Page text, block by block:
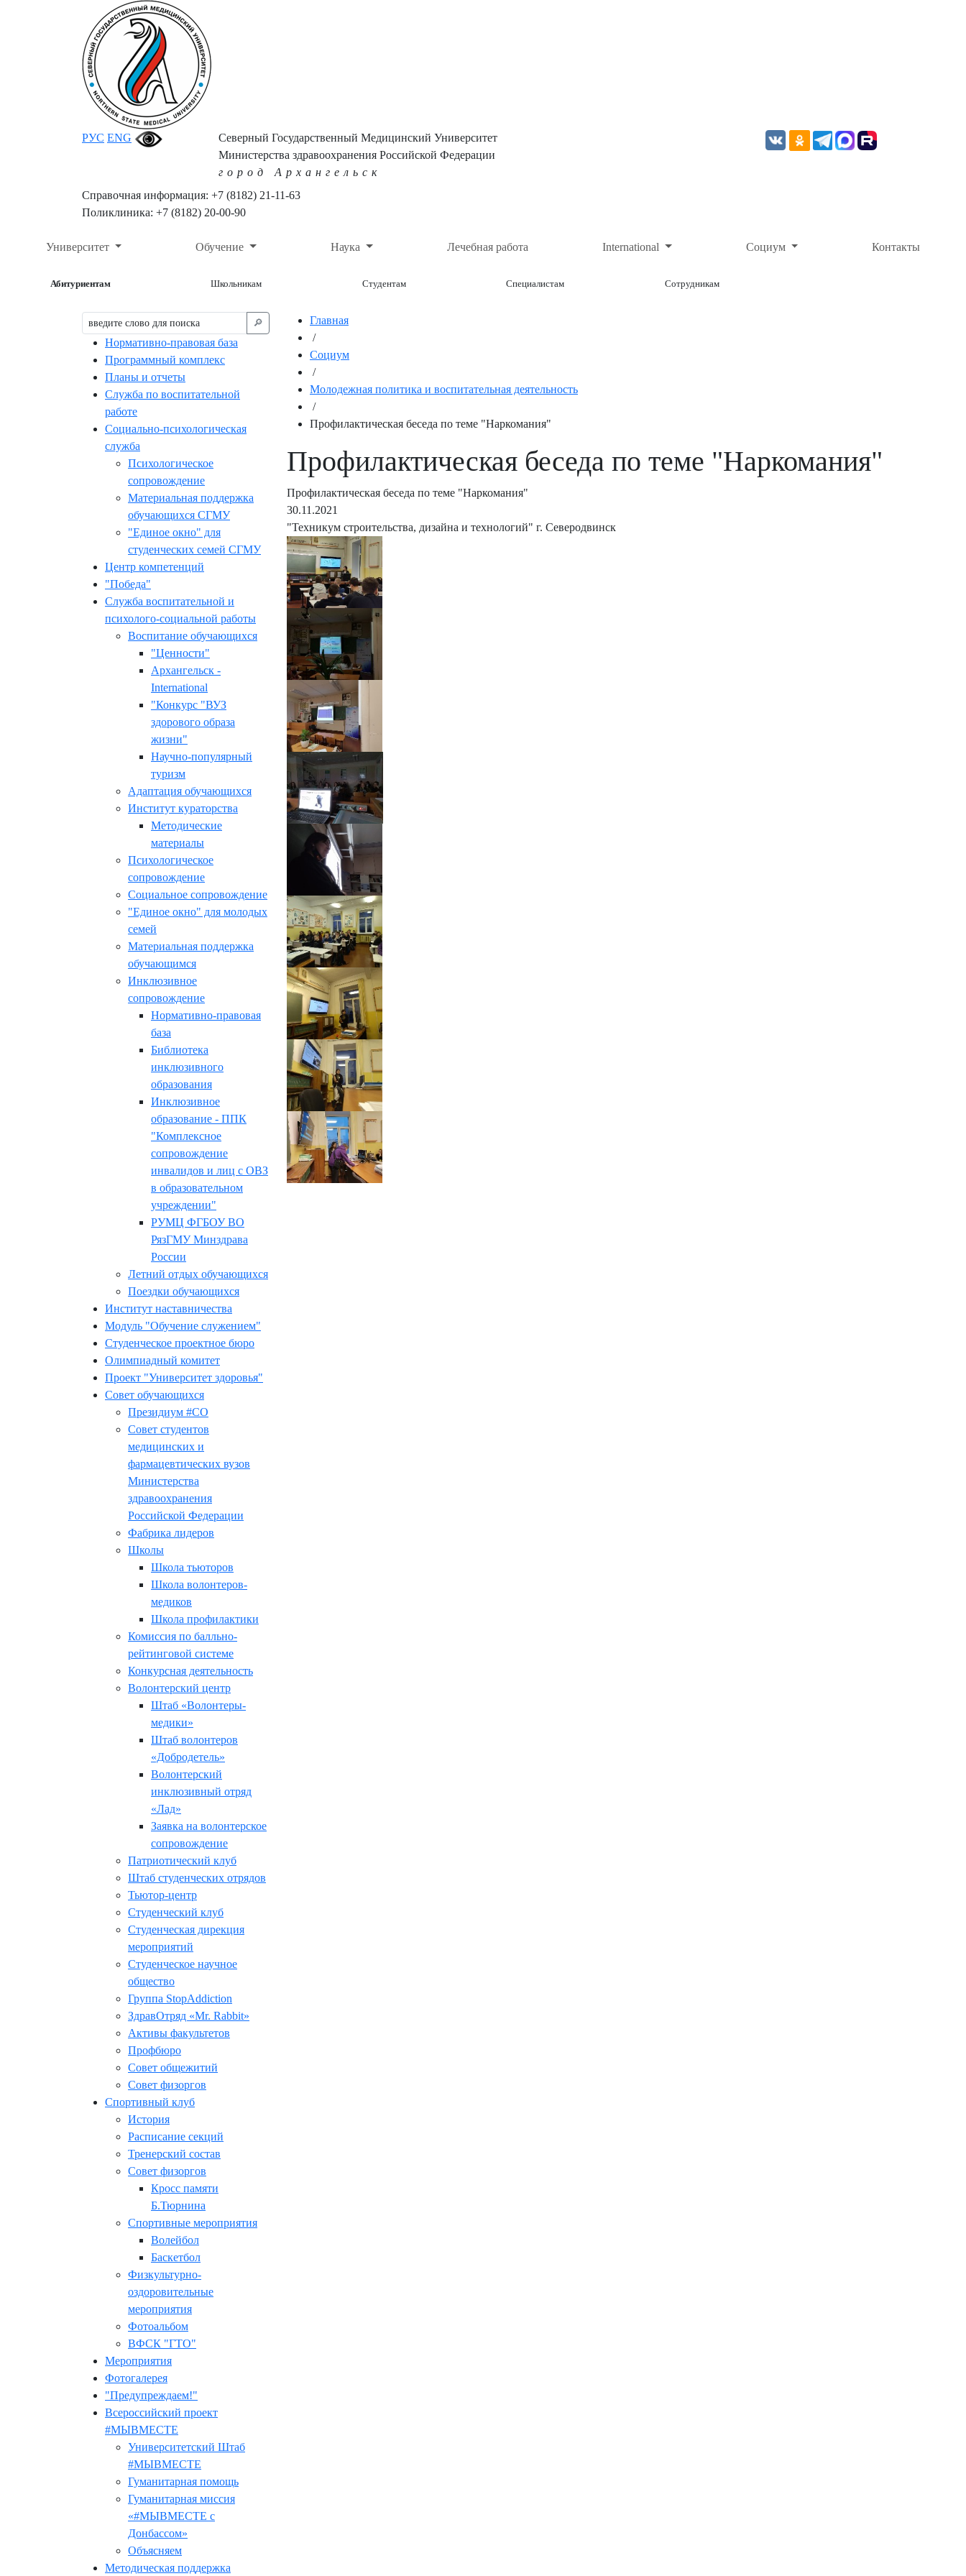
РУС ENG
Северный Государственный Медицинский Университет
Министерства здравоохранения Российской Федерации
город Архангельск
Справочная информация: +7 (8182) 21-11-63
Поликлиника: +7 (8182) 20-00-90
Университет Обучение Наука Лечебная работа International Социум Контакты
Абитуриентам Школьникам Студентам Специалистам Сотрудникам
🔎︎
Нормативно-правовая база
Программный комплекс
Планы и отчеты
Служба по воспитательной
работе
Социально-психологическая
служба
Психологическое
сопровождение
Материальная поддержка
обучающихся СГМУ
"Единое окно" для
студенческих семей СГМУ
Центр компетенций
"Победа"
Служба воспитательной и
психолого-социальной работы
Воспитание обучающихся
"Ценности"
Архангельск -
International
"Конкурс "ВУЗ
здорового образа
жизни"
Научно-популярный
туризм
Адаптация обучающихся
Институт кураторства
Методические
материалы
Психологическое
сопровождение
Социальное сопровождение
"Единое окно" для молодых
семей
Материальная поддержка
обучающимся
Инклюзивное
сопровождение
Нормативно-правовая
база
Библиотека
инклюзивного
образования
Инклюзивное
образование - ППК
"Комплексное
сопровождение
инвалидов и лиц с ОВЗ
в образовательном
учреждении"
РУМЦ ФГБОУ ВО
РязГМУ Минздрава
России
Летний отдых обучающихся
Поездки обучающихся
Институт наставничества
Модуль "Обучение служением"
Студенческое проектное бюро
Олимпиадный комитет
Проект "Университет здоровья"
Совет обучающихся
Президиум #СО
Совет студентов
медицинских и
фармацевтических вузов
Министерства
здравоохранения
Российской Федерации
Фабрика лидеров
Школы
Школа тьюторов
Школа волонтеров-
медиков
Школа профилактики
Комиссия по балльно-
рейтинговой системе
Конкурсная деятельность
Волонтерский центр
Штаб «Волонтеры-
медики»
Штаб волонтеров
«Добродетель»
Волонтерский
инклюзивный отряд
«Лад»
Заявка на волонтерское
сопровождение
Патриотический клуб
Штаб студенческих отрядов
Тьютор-центр
Студенческий клуб
Студенческая дирекция
мероприятий
Студенческое научное
общество
Группа StopAddiction
ЗдравОтряд «Mr. Rabbit»
Активы факультетов
Профбюро
Совет общежитий
Совет физоргов
Спортивный клуб
История
Расписание секций
Тренерский состав
Совет физоргов
Кросс памяти
Б.Тюрнина
Спортивные мероприятия
Волейбол
Баскетбол
Физкультурно-
оздоровительные
мероприятия
Фотоальбом
ВФСК "ГТО"
Мероприятия
Фотогалерея
"Предупреждаем!"
Всероссийский проект
#МЫВМЕСТЕ
Университетский Штаб
#МЫВМЕСТЕ
Гуманитарная помощь
Гуманитарная миссия
«#МЫВМЕСТЕ с
Донбассом»
Объясняем
Методическая поддержка
Главная
/
Социум
/
Молодежная политика и воспитательная деятельность
/
Профилактическая беседа по теме "Наркомания"
Профилактическая беседа по теме "Наркомания"
Профилактическая беседа по теме "Наркомания"
30.11.2021
"Техникум строительства, дизайна и технологий" г. Северодвинск